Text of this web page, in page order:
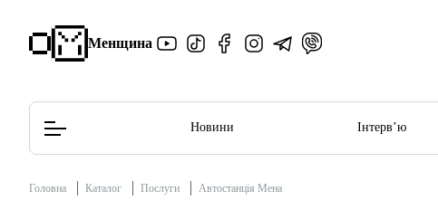
Менщина
Редакційна політика
Новини Інтерв’ю
Головна Каталог Послуги Автостанція Мена